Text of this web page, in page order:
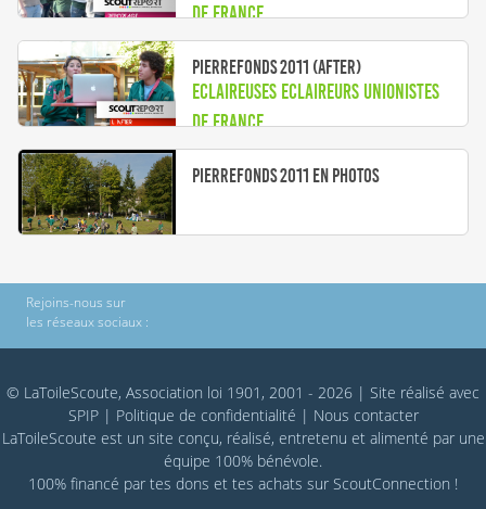
de France
Pierrefonds 2011 (after)
Eclaireuses Eclaireurs Unionistes
de France
Pierrefonds 2011 en photos
Rejoins-nous sur
les réseaux sociaux :
© LaToileScoute, Association loi 1901, 2001 - 2026 | Site réalisé avec
SPIP| Politique de confidentialité | Nous contacter
LaToileScoute est un site conçu, réalisé, entretenu et alimenté par une
équipe 100% bénévole.
100% financé par tes dons et tes achats sur ScoutConnection !